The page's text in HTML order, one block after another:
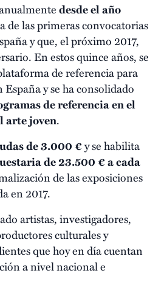
desde el año
de las primeras convocatorias
y que, el próximo 2017,
En estos quince años, se
de referencia para
y se ha consolidado
de referencia en el
arte joven.
de 3.000 €y se habilita
de 23.500 € a cada
de las exposiciones
en 2017.
artistas, investigadores,
culturales y
que hoy en día cuentan
a nivel nacional e